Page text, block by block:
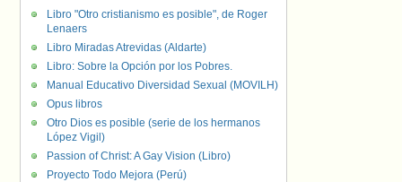
Libro "Otro cristianismo es posible", de Roger
Lenaers
Libro Miradas Atrevidas (Aldarte)
Libro: Sobre la Opción por los Pobres.
Manual Educativo Diversidad Sexual (MOVILH)
Opus libros
Otro Dios es posible (serie de los hermanos
López Vigil)
Passion of Christ: A Gay Vision (Libro)
Proyecto Todo Mejora (Perú)